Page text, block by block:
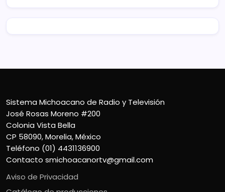
Sistema Michoacano de Radio y Televisión
José Rosas Moreno #200
Colonia Vista Bella
CP 58090, Morelia, México
Teléfono (01) 4431136900
Contacto smichoacanortv@gmail.com
Aviso de Privacidad